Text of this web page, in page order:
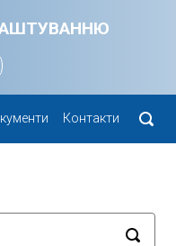
Контакти